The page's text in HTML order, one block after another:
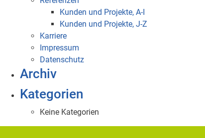
Kunden und Projekte, A-I
Kunden und Projekte, J-Z
Karriere
Impressum
Datenschutz
Archiv
Kategorien
Keine Kategorien